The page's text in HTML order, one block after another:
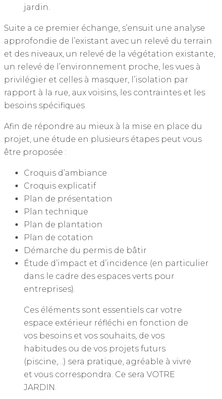
jardin.
Suite a ce premier échange, s’ensuit une analyse
approfondie de l’existant avec un relevé du terrain
et des niveaux, un relevé de la végétation existante,
un relevé de l’environnement proche, les vues à
privilégier et celles à masquer, l’isolation par
rapport à la rue, aux voisins, les contraintes et les
besoins spécifiques
Afin de répondre au mieux à la mise en place du
projet, une étude en plusieurs étapes peut vous
être proposée :
Croquis d’ambiance
Croquis explicatif
Plan de présentation
Plan technique
Plan de plantation
Plan de cotation
Démarche du permis de bâtir
Étude d’impact et d’incidence (en particulier
dans le cadre des espaces verts pour
entreprises).
Ces éléments sont essentiels car votre
espace extérieur réfléchi en fonction de
vos besoins et vos souhaits, de vos
habitudes ou de vos projets futurs
(piscine,…) sera pratique, agréable à vivre
et vous correspondra. Ce sera VOTRE
JARDIN.